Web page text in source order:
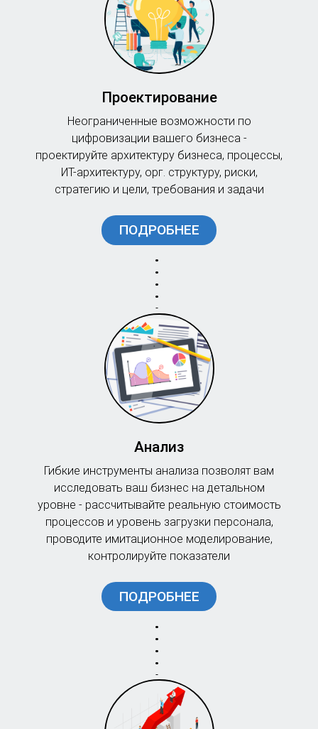
Проектирование
Неограниченные возможности по
цифровизации вашего бизнеса -
проектируйте архитектуру бизнеса, процессы,
ИТ-архитектуру, орг. структуру, риски,
стратегию и цели, требования и задачи
ПОДРОБНЕЕ
Анализ
Гибкие инструменты анализа позволят вам
исследовать ваш бизнес на детальном
уровне - рассчитывайте реальную стоимость
процессов и уровень загрузки персонала,
проводите имитационное моделирование,
контролируйте показатели
ПОДРОБНЕЕ